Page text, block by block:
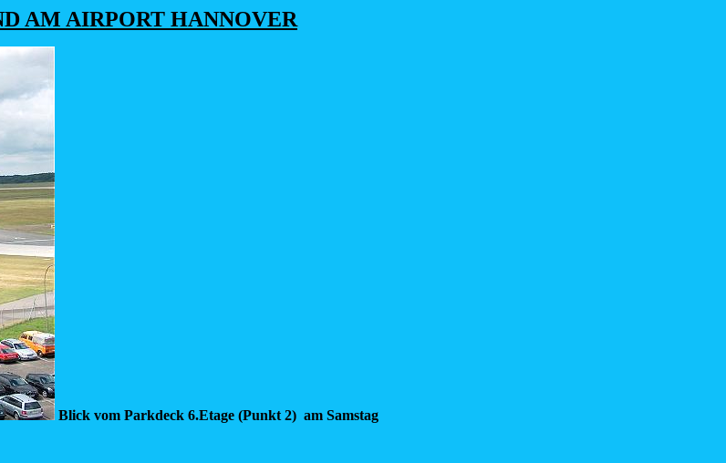
AM AIRPORT HANNOVER
Blick vom Parkdeck 6.Etage (Punkt 2) am Samstag